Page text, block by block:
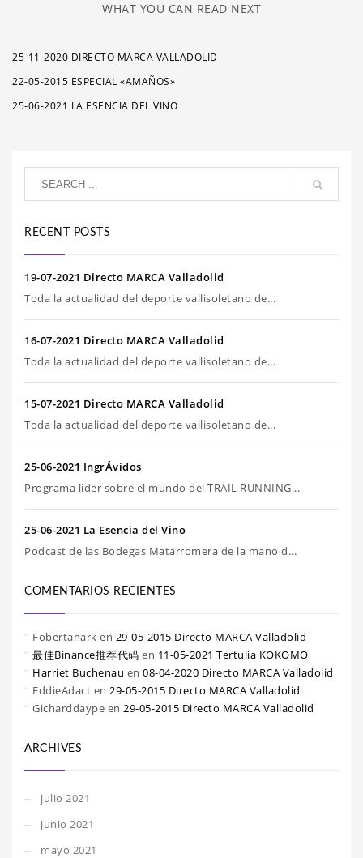
WHAT YOU CAN READ NEXT
25-11-2020 DIRECTO MARCA VALLADOLID
22-05-2015 ESPECIAL «AMAÑOS»
25-06-2021 LA ESENCIA DEL VINO
RECENT POSTS
19-07-2021 Directo MARCA Valladolid
Toda la actualidad del deporte vallisoletano de...
16-07-2021 Directo MARCA Valladolid
Toda la actualidad del deporte vallisoletano de...
15-07-2021 Directo MARCA Valladolid
Toda la actualidad del deporte vallisoletano de...
25-06-2021 IngrÁvidos
Programa líder sobre el mundo del TRAIL RUNNING...
25-06-2021 La Esencia del Vino
Podcast de las Bodegas Matarromera de la mano d...
COMENTARIOS RECIENTES
Fobertanark en 29-05-2015 Directo MARCA Valladolid
最佳Binance推荐代码 en 11-05-2021 Tertulia KOKOMO
Harriet Buchenau en 08-04-2020 Directo MARCA Valladolid
EddieAdact en 29-05-2015 Directo MARCA Valladolid
Gicharddaype en 29-05-2015 Directo MARCA Valladolid
ARCHIVES
julio 2021
junio 2021
mayo 2021